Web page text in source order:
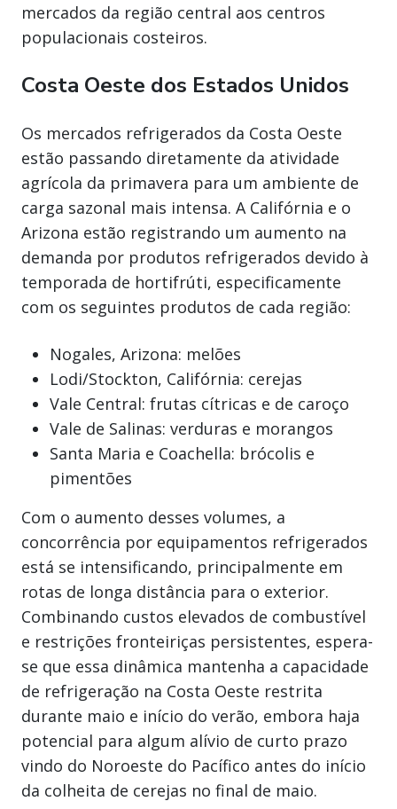
mercados da região central aos centros
populacionais costeiros.
Costa Oeste dos Estados Unidos
Os mercados refrigerados da Costa Oeste
estão passando diretamente da atividade
agrícola da primavera para um ambiente de
carga sazonal mais intensa. A Califórnia e o
Arizona estão registrando um aumento na
demanda por produtos refrigerados devido à
temporada de hortifrúti, especificamente
com os seguintes produtos de cada região:
Nogales, Arizona: melões
Lodi/Stockton, Califórnia: cerejas
Vale Central: frutas cítricas e de caroço
Vale de Salinas: verduras e morangos
Santa Maria e Coachella: brócolis e
pimentões
Com o aumento desses volumes, a
concorrência por equipamentos refrigerados
está se intensificando, principalmente em
rotas de longa distância para o exterior.
Combinando custos elevados de combustível
e restrições fronteiriças persistentes, espera-
se que essa dinâmica mantenha a capacidade
de refrigeração na Costa Oeste restrita
durante maio e início do verão, embora haja
potencial para algum alívio de curto prazo
vindo do Noroeste do Pacífico antes do início
da colheita de cerejas no final de maio.